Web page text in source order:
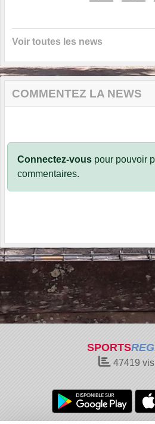
Voir toutes les news
COMMENTEZ LA NEWS
Connectez-vous pour pouvoir
commentaires.
SPORTS
47419